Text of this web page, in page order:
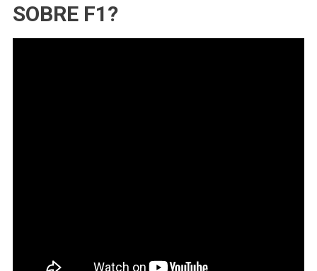
SOBRE F1?